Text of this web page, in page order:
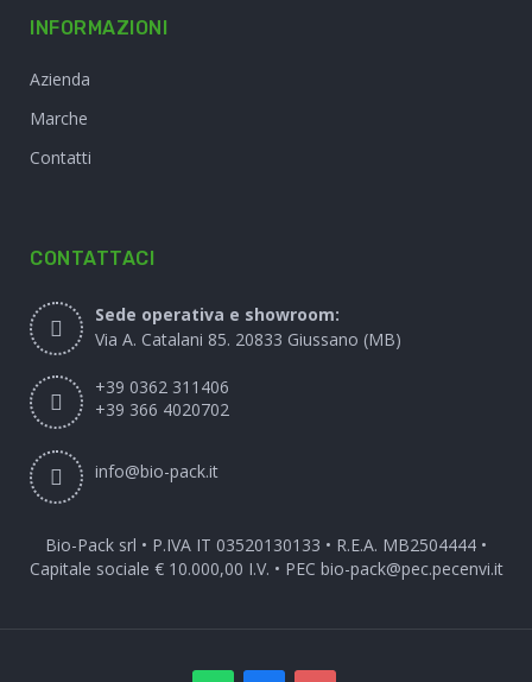
INFORMAZIONI
Azienda
Marche
Contatti
CONTATTACI
Sede operativa e showroom:
Via A. Catalani 85. 20833 Giussano (MB)
+39 0362 311406
+39 366 4020702
info@bio-pack.it
Bio-Pack srl • P.IVA IT 03520130133 • R.E.A. MB2504444 •
Capitale sociale € 10.000,00 I.V. • PEC bio-pack@pec.pecenvi.it